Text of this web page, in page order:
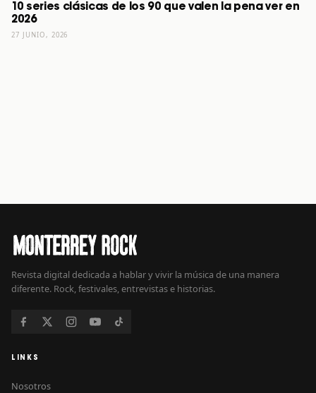
10 series clásicas de los 90 que valen la pena ver en
2026
27 JUNIO, 2026
Revista digital dedicada a hablar y vivir la música de una manera
diferente. Rock, festivales, entrevistas e historias.
LINKS
Nosotros